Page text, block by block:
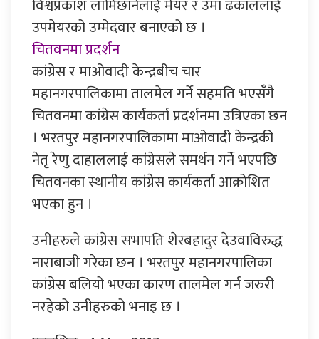
विश्वप्रकाश लामिछानेलाई मेयर र उमा ढकाललाई
उपमेयरको उम्मेदवार बनाएको छ ।
चितवनमा प्रदर्शन
कांग्रेस र माओवादी केन्द्रबीच चार
महानगरपालिकामा तालमेल गर्ने सहमति भएसँगै
चितवनमा कांग्रेस कार्यकर्ता प्रदर्शनमा उत्रिएका छन
। भरतपुर महानगरपालिकामा माओवादी केन्द्रकी
नेतृ रेणु दाहाललाई कांग्रेसले समर्थन गर्ने भएपछि
चितवनका स्थानीय कांग्रेस कार्यकर्ता आक्रोशित
भएका हुन ।
उनीहरुले कांग्रेस सभापति शेरबहादुर देउवाविरुद्ध
नाराबाजी गरेका छन । भरतपुर महानगरपालिका
कांग्रेस बलियो भएका कारण तालमेल गर्न जरुरी
नरहेको उनीहरुको भनाइ छ ।